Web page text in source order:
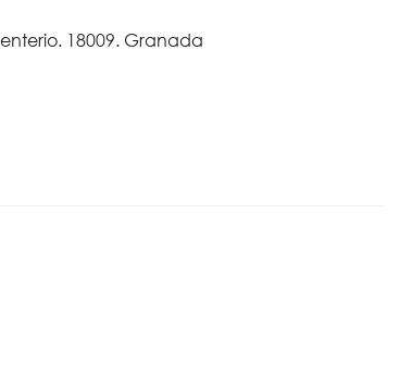
18009. Granada